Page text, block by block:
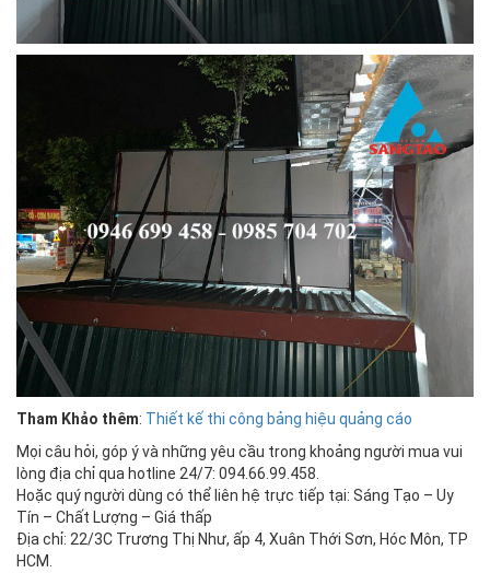
Tham Khảo thêm: Thiết kế thi công bảng hiệu quảng cáo
Mọi câu hỏi, góp ý và những yêu cầu trong khoảng người mua vui
lòng địa chỉ qua hotline 24/7: 094.66.99.458.
Hoặc quý người dùng có thể liên hệ trực tiếp tại: Sáng Tạo – Uy
Tín – Chất Lượng – Giá thấp
Địa chỉ: 22/3C Trương Thị Như, ấp 4, Xuân Thới Sơn, Hóc Môn, TP
HCM.